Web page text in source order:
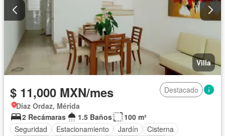
Villa
$ 11,000 MXN/mes
Destacado
Díaz Ordaz, Mérida
2 Recámaras
1.5 Baños
100 m²
Seguridad
Estacionamiento Jardín
Cisterna